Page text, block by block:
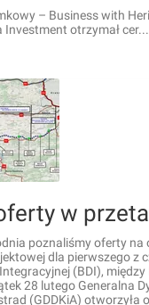
– Business with
Investment otrzymał cer...
poznaliśmy oferty na
dla pierwszego z
(BDI), między
28 lutego Generalna
(GDDKiA) otworzyła